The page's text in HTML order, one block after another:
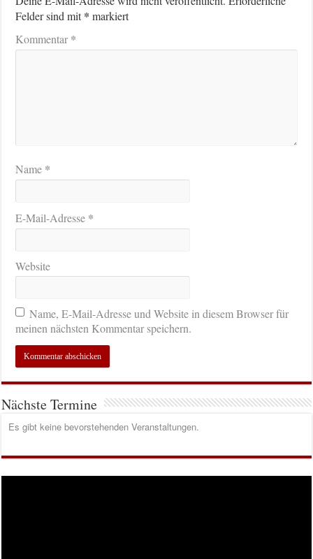
Felder sind mit* markiert
Kommentar*
Name *
E-Mail-Adresse *
Website
Name, E-Mail-Adresse und Website in diesem Browser für
meinen nächsten Kommentar speichern.
Nächste Termine
Es gibt keine bevorstehenden Veranstaltungen.